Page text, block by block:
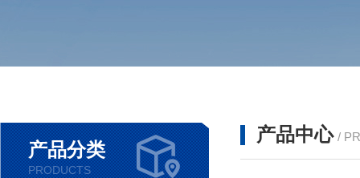
产品分类
PRODUCTS
产品中心 /